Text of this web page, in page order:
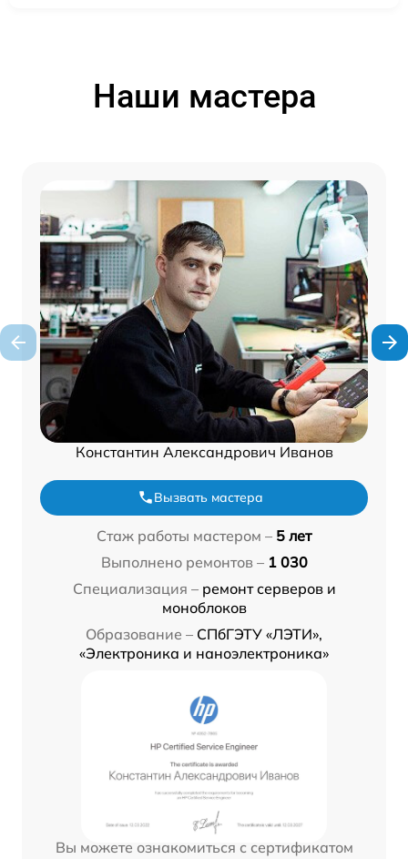
Наши мастера
Константин Александрович Иванов
Вызвать мастера
Стаж работы мастером – 5 лет
Выполнено ремонтов – 1 030
Специализация – ремонт серверов и
моноблоков
Образование – СПбГЭТУ «ЛЭТИ»,
«Электроника и наноэлектроника»
Вы можете ознакомиться с сертификатом